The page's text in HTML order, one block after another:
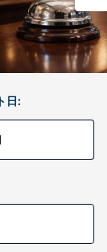
日: